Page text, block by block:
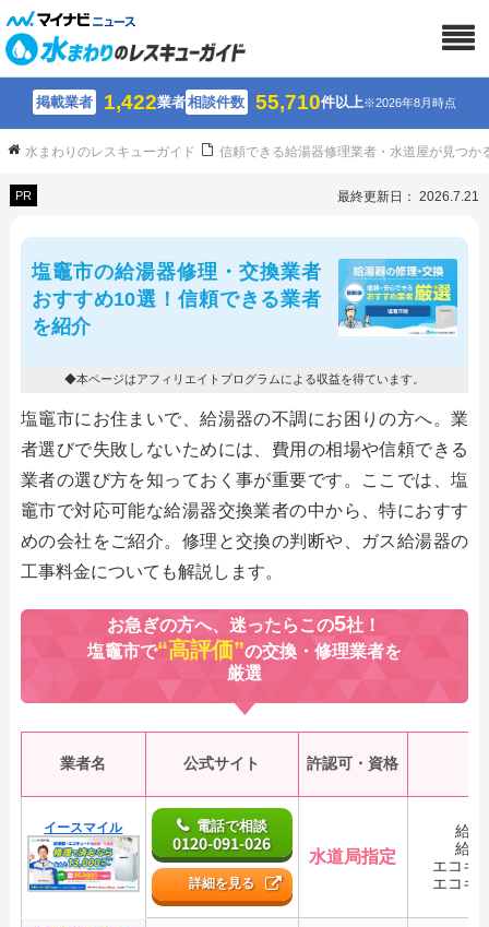
掲載業者 1,422業者相談件数 55,710件以上※2026年8月時点
水まわりのレスキューガイド 信頼できる給湯器修理業者・水道屋が見つか
PR 最終更新日： 2026.7.21
塩竈市の給湯器修理・交換業者
おすすめ10選！信頼できる業者
を紹介
◆本ページはアフィリエイトプログラムによる収益を得ています。
塩竈市にお住まいで、給湯器の不調にお困りの方へ。業
者選びで失敗しないためには、費用の相場や信頼できる
業者の選び方を知っておく事が重要です。ここでは、塩
竈市で対応可能な給湯器交換業者の中から、特におすす
めの会社をご紹介。修理と交換の判断や、ガス給湯器の
工事料金についても解説します。
お急ぎの方へ、迷ったらこの5社！
塩竈市で“高評価”の交換・修理業者を
厳選
業者名 公式サイト 許認可・資格
イースマイル 電話で相談
0120-091-026
詳細を見る
水道局指定
給
給
エコキ
エコキ